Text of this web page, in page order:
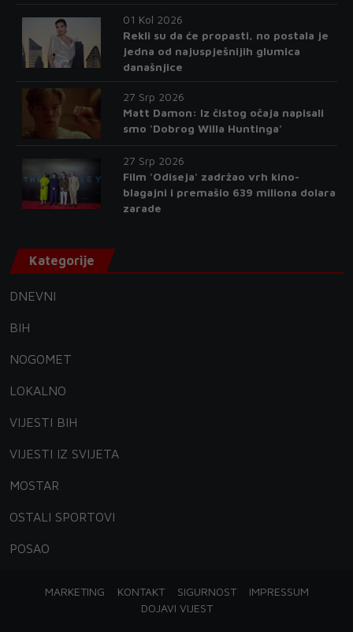
01 Kol 2026
Rekli su da će propasti, no postala je
jedna od najuspješnijih glumica
današnjice
27 Srp 2026
Matt Damon: Iz čistog očaja napisali
smo 'Dobrog Willa Huntinga'
27 Srp 2026
Film 'Odiseja' zadržao vrh kino-
blagajni i premašio 639 miliona dolara
zarade
Kategorije
DNEVNI
BIH
NOGOMET
LOKALNO
VIJESTI BIH
VIJESTI IZ SVIJETA
MOSTAR
OSTALI SPORTOVI
POSAO
MARKETING KONTAKT SIGURNOST
IMPRESSUM
DOJAVI VIJEST